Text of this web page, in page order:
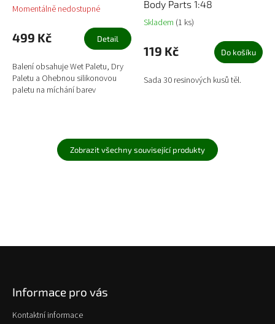
Momentálně nedostupné
499 Kč Detail
Balení obsahuje Wet Paletu, Dry
Paletu a Ohebnou silikonovou
paletu na míchání barev
Body Parts 1:48
Skladem (1 ks)
119 Kč Do košíku
Sada 30 resinových kusů těl.
Zobrazit všechny související produkty
Informace pro vás
Kontaktní informace